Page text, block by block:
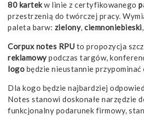
80 kartekw linie z certyfikowanego
przestrzenią do twórczej pracy.
paleta barw: zielony, ciemnoniebieski
Corpux notes RPU to propozycja
reklamowypodczas targów,
logo będzie nieustannie
Dla kogo będzie najbardziej
Notes stanowi doskonałe narzędzie
funkcjonalny podarunek firmowy,